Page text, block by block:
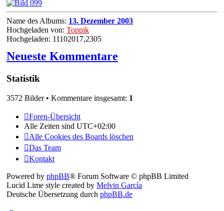
Name des Albums: 13. Dezember 2003
Hochgeladen von: Toppik
Hochgeladen: 11102017,2305
Neueste Kommentare
Statistik
3572 Bilder • Kommentare insgesamt: 1
Foren-Übersicht
Alle Zeiten sind UTC+02:00
Alle Cookies des Boards löschen
Das Team
Kontakt
Powered by phpBB® Forum Software © phpBB Limited
Lucid Lime style created by Melvin García
Deutsche Übersetzung durch phpBB.de